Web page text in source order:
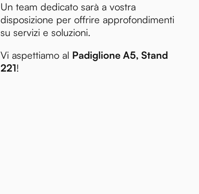
Un team dedicato sarà a vostra
disposizione per offrire approfondimenti
su servizi e soluzioni.
Vi aspettiamo al Padiglione A5, Stand
221!